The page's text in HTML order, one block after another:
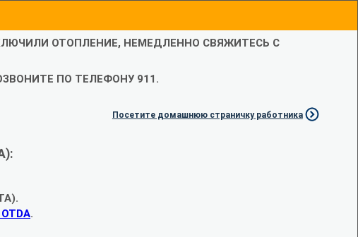
ОТОПЛЕНИЕ, НЕМЕДЛЕННО СВЯЖИТЕСЬ С
ПО ТЕЛЕФОНУ 911.
Посетите домашнюю страничку работника
.